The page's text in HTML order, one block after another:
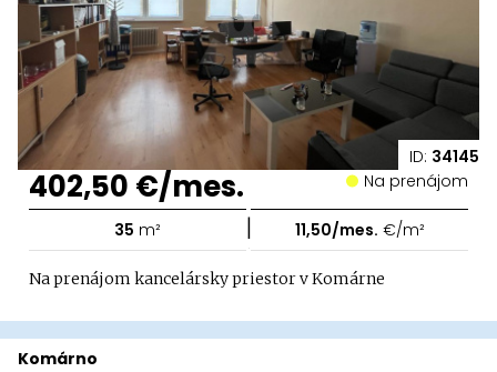
ID: 34145
402,50 €/mes. Na prenájom
35 m² | 11,50/mes. €/m²
Na prenájom kancelársky priestor v Komárne
Komárno